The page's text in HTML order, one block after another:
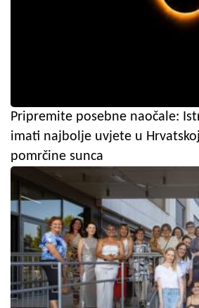
Pripremite posebne naočale:
imati najbolje uvjete u
pomrčine sunca